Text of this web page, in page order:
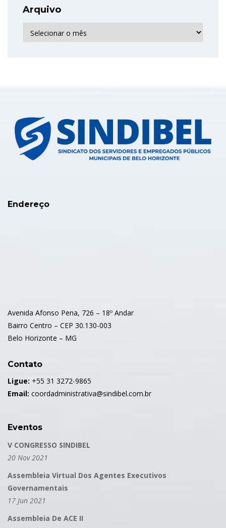
Arquivo
Arquivo
Endereço
Avenida Afonso Pena, 726 – 18º Andar
Bairro Centro – CEP 30.130-003
Belo Horizonte – MG
Contato
Ligue: +55 31 3272-9865
Email: coordadministrativa@sindibel.com.br
Eventos
V CONGRESSO SINDIBEL
20 Nov 2021
Assembleia Virtual Dos Agentes Executivos
Governamentais
17 Jun 2021
Assembleia De ACE II